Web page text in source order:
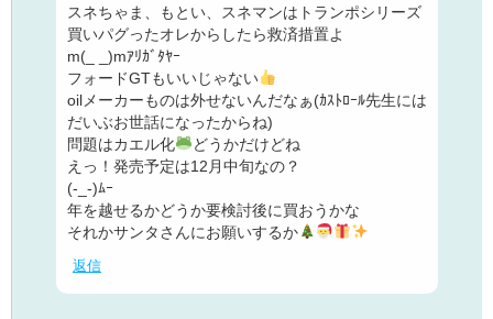
スネちゃま、もとい、スネマンはトランポシリーズ
買いパグったオレからしたら救済措置よ
m(_ _)mｱﾘｶﾞﾀﾔｰ
フォードGTもいいじゃない
oilメーカーものは外せないんだなぁ(ｶｽﾄﾛｰﾙ先生には
だいぶお世話になったからね)
問題はカエル化
どうかだけどね
えっ！発売予定は12月中旬なの？
(-_-)ﾑｰ
年を越せるかどうか要検討後に買おうかな
それかサンタさんにお願いするか
返信